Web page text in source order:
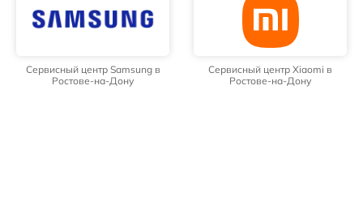
Сервисный центр Samsung в
Ростове-на-Дону
Сервисный центр Xiaomi в
Ростове-на-Дону